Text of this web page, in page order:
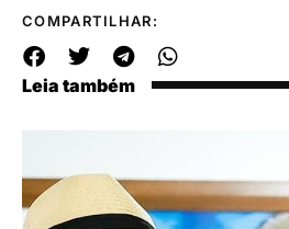
COMPARTILHAR:
Leia também